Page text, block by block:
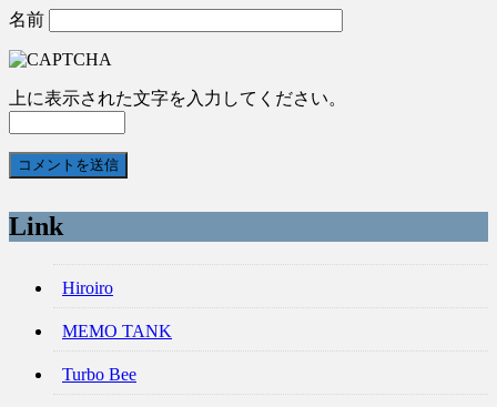
名前
上に表示された文字を入力してください。
Link
Hiroiro
MEMO TANK
Turbo Bee